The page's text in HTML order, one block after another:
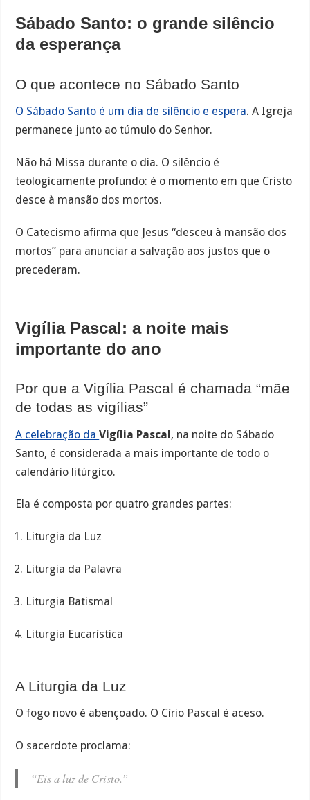
Sábado Santo: o grande silêncio
da esperança
O que acontece no Sábado Santo
O Sábado Santo é um dia de silêncio e espera. A Igreja
permanece junto ao túmulo do Senhor.
Não há Missa durante o dia. O silêncio é
teologicamente profundo: é o momento em que Cristo
desce à mansão dos mortos.
O Catecismo afirma que Jesus “desceu à mansão dos
mortos” para anunciar a salvação aos justos que o
precederam.
Vigília Pascal: a noite mais
importante do ano
Por que a Vigília Pascal é chamada “mãe
de todas as vigílias”
A celebração daVigília Pascal, na noite do Sábado
Santo, é considerada a mais importante de todo o
calendário litúrgico.
Ela é composta por quatro grandes partes:
Liturgia da Luz
Liturgia da Palavra
Liturgia Batismal
Liturgia Eucarística
A Liturgia da Luz
O fogo novo é abençoado. O Círio Pascal é aceso.
O sacerdote proclama:
“Eis a luz de Cristo.”